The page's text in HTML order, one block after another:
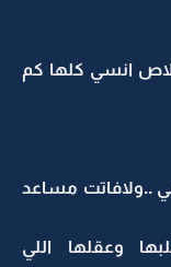
انسي كلها كم
مساعد
وعقلها اللي